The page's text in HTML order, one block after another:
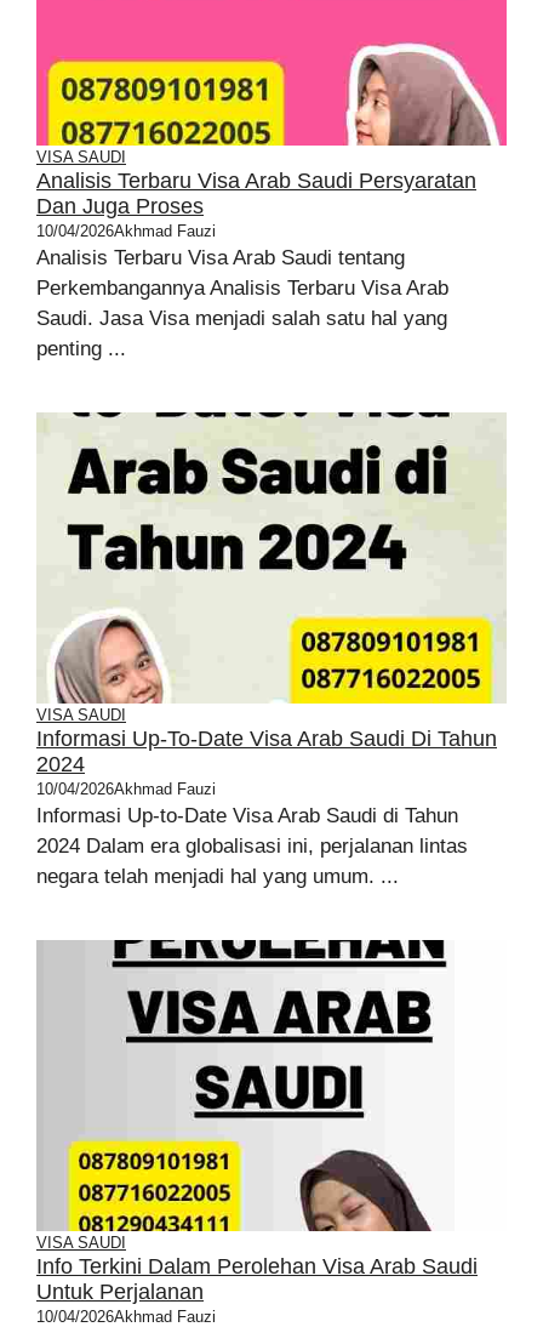
VISA SAUDI
Analisis Terbaru Visa Arab Saudi Persyaratan
Dan Juga Proses
10/04/2026Akhmad Fauzi
Analisis Terbaru Visa Arab Saudi tentang
Perkembangannya Analisis Terbaru Visa Arab
Saudi. Jasa Visa menjadi salah satu hal yang
penting ...
VISA SAUDI
Informasi Up-To-Date Visa Arab Saudi Di Tahun
2024
10/04/2026Akhmad Fauzi
Informasi Up-to-Date Visa Arab Saudi di Tahun
2024 Dalam era globalisasi ini, perjalanan lintas
negara telah menjadi hal yang umum. ...
VISA SAUDI
Info Terkini Dalam Perolehan Visa Arab Saudi
Untuk Perjalanan
10/04/2026Akhmad Fauzi